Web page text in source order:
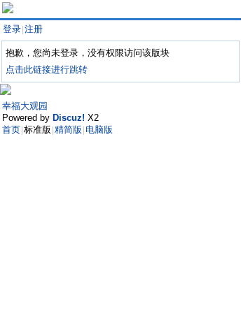
登录 注册
抱歉，您尚未登录，没有权限访问该版块
点击此链接进行跳转
幸福大观园
Powered by Discuz! X2
首页 标准版 精简版 电脑版